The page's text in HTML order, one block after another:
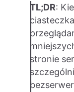
TL;DR:
stronie